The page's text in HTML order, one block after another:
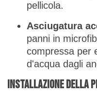
pellicola.
Asciugatura
panni in
compressa per
d'acqua dagli
Installazione della